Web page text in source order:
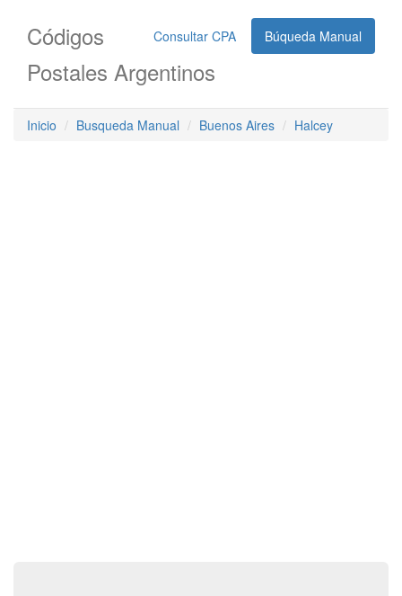
Consultar CPA Búqueda Manual
Códigos
Postales Argentinos
Inicio Busqueda Manual Buenos Aires Halcey